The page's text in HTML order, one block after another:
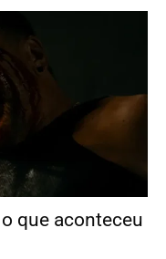
que aconteceu